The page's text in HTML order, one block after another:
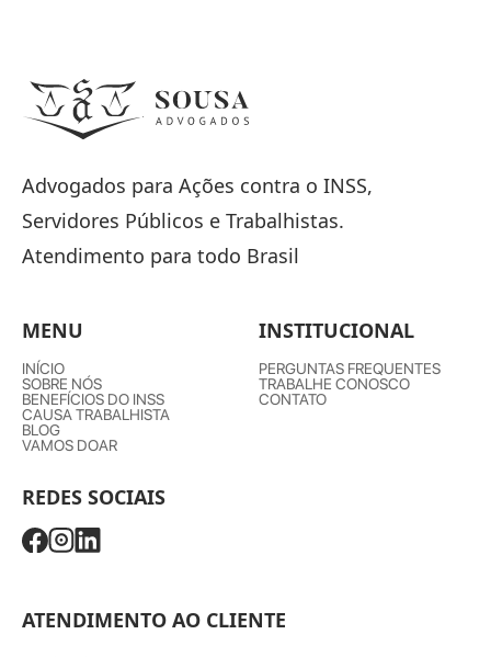
Advogados para Ações contra o INSS,
Servidores Públicos e Trabalhistas.
Atendimento para todo Brasil
MENU
INÍCIO
SOBRE NÓS
BENEFÍCIOS DO INSS
CAUSA TRABALHISTA
BLOG
VAMOS DOAR
INSTITUCIONAL
PERGUNTAS FREQUENTES
TRABALHE CONOSCO
CONTATO
REDES SOCIAIS
ATENDIMENTO AO CLIENTE